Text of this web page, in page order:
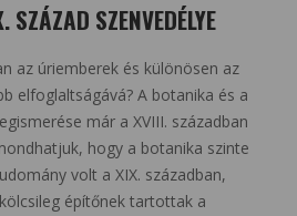
SZENVEDÉLYE
az úriemberek és különösen az
elfoglaltságává? A botanika és a
már a XVIII. században
hogy a botanika szinte
volt a XIX. században,
építőnek tartottak a